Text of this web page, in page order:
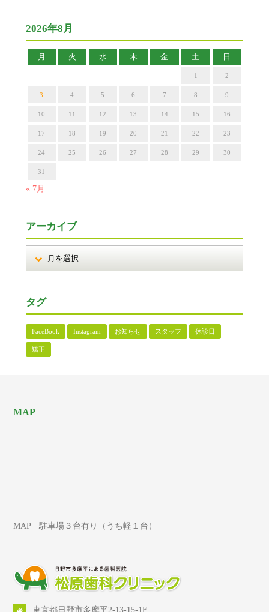
2026年8月
月 火 水 木 金 土 日
1 2
3 4 5 6 7 8 9
10 11 12 13 14 15 16
17 18 19 20 21 22 23
24 25 26 27 28 29 30
31
« 7月
アーカイブ
タグ
FaceBook Instagram お知らせ スタッフ 休診日
矯正
MAP
MAP 駐車場３台有り（うち軽１台）
東京都日野市多摩平2-13-15-1F